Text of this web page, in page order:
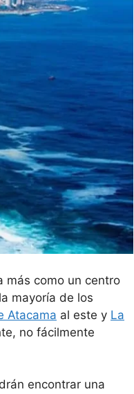
más como un centro
mayoría de los
Atacama al este y La
no fácilmente
encontrar una